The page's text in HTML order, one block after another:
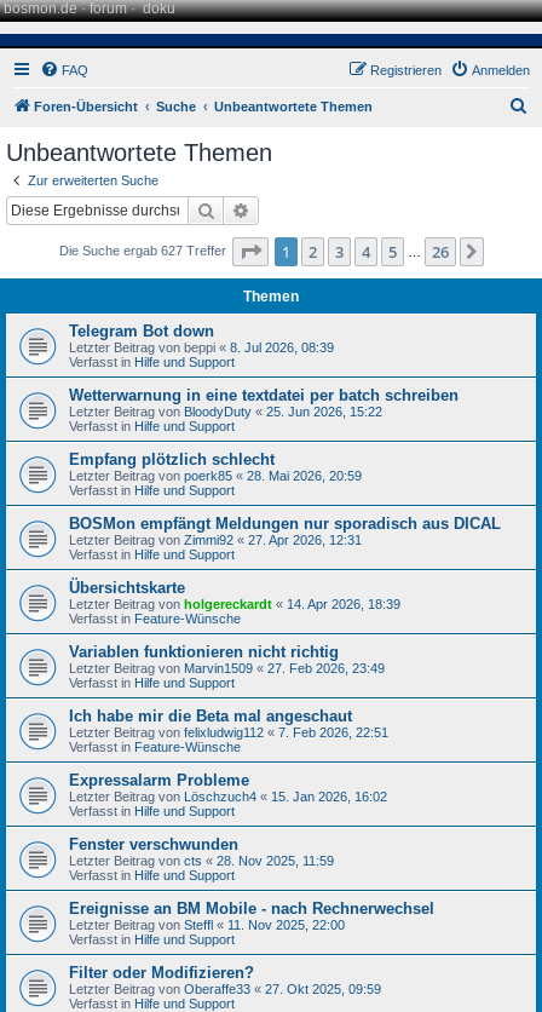
bosmon.de·forum·doku
FAQ Anmelden
Registrieren
Foren-Übersicht Suche Unbeantwortete Themen
Unbeantwortete Themen
Zur erweiterten Suche
Suche
Die Suche ergab 627 Treffer Seite 1von 26
1 2 3 4 5 26
Themen
Telegram Bot down
Letzter Beitrag von beppi « 8. Jul 2026, 08:39
Verfasst in Hilfe und Support
Wetterwarnung in eine textdatei per batch schreiben
Letzter Beitrag von BloodyDuty « 25. Jun 2026, 15:22
Verfasst in Hilfe und Support
Empfang plötzlich schlecht
Letzter Beitrag von poerk85 « 28. Mai 2026, 20:59
Verfasst in Hilfe und Support
BOSMon empfängt Meldungen nur sporadisch aus DICAL
Letzter Beitrag von Zimmi92 « 27. Apr 2026, 12:31
Verfasst in Hilfe und Support
Übersichtskarte
Letzter Beitrag von holgereckardt « 14. Apr 2026, 18:39
Verfasst in Feature-Wünsche
Variablen funktionieren nicht richtig
Letzter Beitrag von Marvin1509 « 27. Feb 2026, 23:49
Verfasst in Hilfe und Support
Ich habe mir die Beta mal angeschaut
Letzter Beitrag von felixludwig112 « 7. Feb 2026, 22:51
Verfasst in Feature-Wünsche
Expressalarm Probleme
Letzter Beitrag von Löschzuch4 « 15. Jan 2026, 16:02
Verfasst in Hilfe und Support
Fenster verschwunden
Letzter Beitrag von cts « 28. Nov 2025, 11:59
Verfasst in Hilfe und Support
Ereignisse an BM Mobile - nach Rechnerwechsel
Letzter Beitrag von Steffl « 11. Nov 2025, 22:00
Verfasst in Hilfe und Support
Filter oder Modifizieren?
Letzter Beitrag von Oberaffe33 « 27. Okt 2025, 09:59
Verfasst in Hilfe und Support